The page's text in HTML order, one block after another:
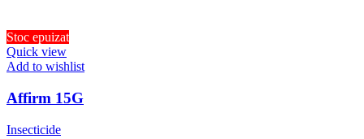
Stoc epuizat
Quick view
Add to wishlist
Affirm 15G
Insecticide